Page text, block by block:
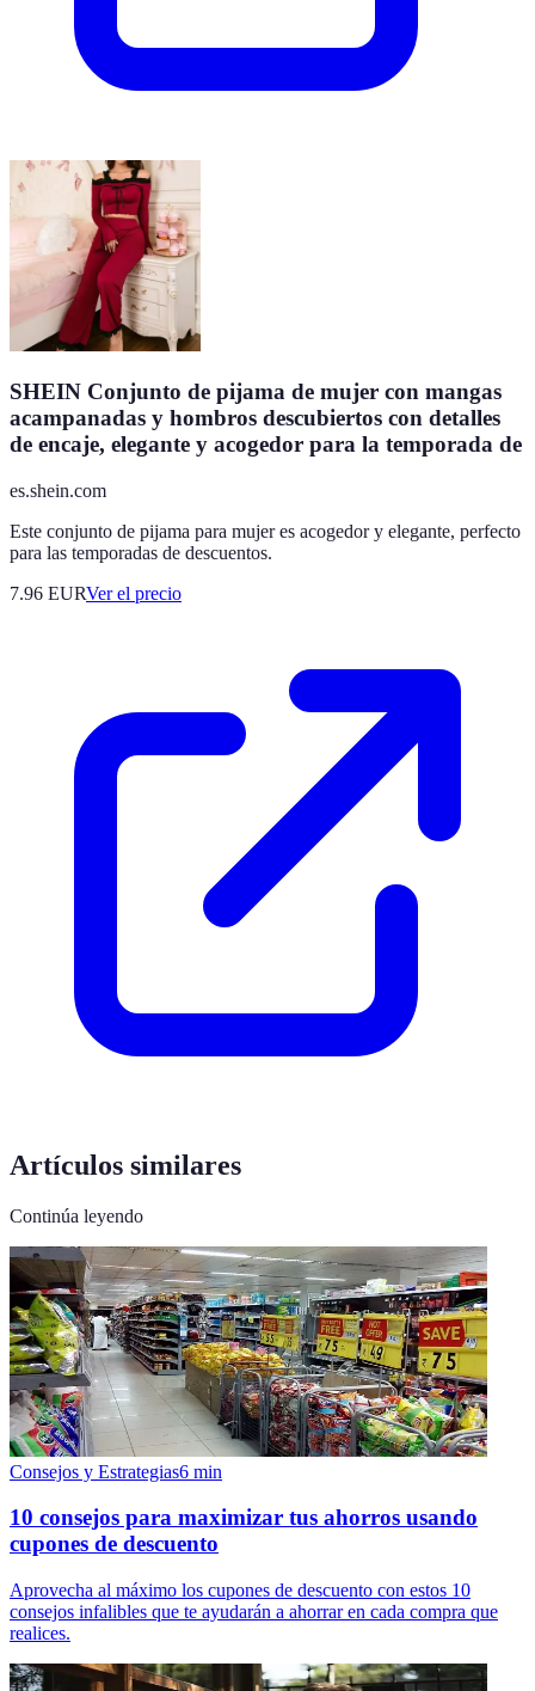
SHEIN Conjunto de pijama de mujer con mangas
acampanadas y hombros descubiertos con detalles
de encaje, elegante y acogedor para la temporada de
es.shein.com
Este conjunto de pijama para mujer es acogedor y elegante, perfecto
para las temporadas de descuentos.
7.96 EURVer el precio
Artículos similares
Continúa leyendo
Consejos y Estrategias6 min
10 consejos para maximizar tus ahorros usando
cupones de descuento
Aprovecha al máximo los cupones de descuento con estos 10
consejos infalibles que te ayudarán a ahorrar en cada compra que
realices.